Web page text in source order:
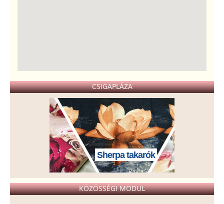
CSIGAPLÁZA
Sherpa takarók
KÖZÖSSÉGI MODUL